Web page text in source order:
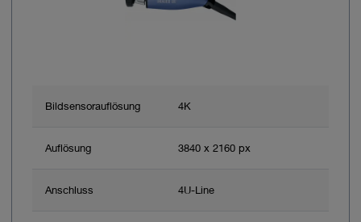
Bildsensorauflösung 4K
Auflösung 3840 x 2160 px
Anschluss 4U-Line